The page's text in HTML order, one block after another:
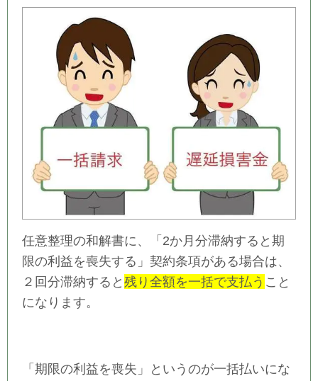
任意整理の和解書に、「2か月分滞納すると期
限の利益を喪失する」契約条項がある場合は、
２回分滞納すると残り全額を一括で支払う こと
になります。
「期限の利益を喪失」というのが一括払いにな